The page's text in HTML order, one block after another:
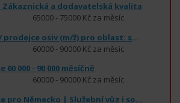
a dodavatelská kvalita
65000 - 75000 Kč za měsíc
60000 - 90000 Kč za měsíc
000 - 90 000 měsíčně
60000 - 90000 Kč za měsíc